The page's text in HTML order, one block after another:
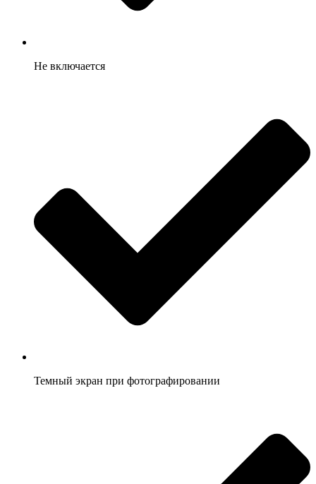
Не включается
Темный экран при фотографировании